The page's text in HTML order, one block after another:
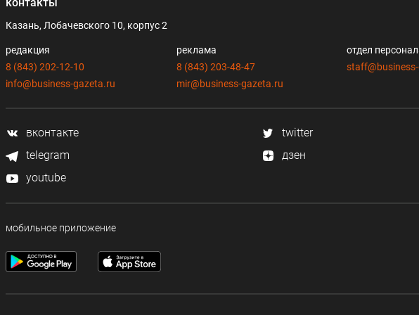
Казань, Лобачевского 10, корпус 2
редакция
8 (843) 202-12-10
info@business-gazeta.ru
реклама
8 (843) 203-48-47
mir@business-gazeta.ru
отдел
вконтакте
twitter
telegram
дзен
youtube
мобильное приложение